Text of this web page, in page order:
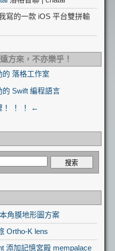
寫的一款 iOS 平台雙拼輸
方來，不亦樂乎！
的 落格工作室
的 Swift 編程語言
！ ！ ！ ←
角膜地形圖方案
Ortho-K lens
添加記憶宮殿 mempalace